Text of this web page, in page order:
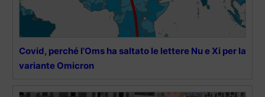
Covid, perché l’Oms ha saltato le lettere Nu e Xi per la
variante Omicron